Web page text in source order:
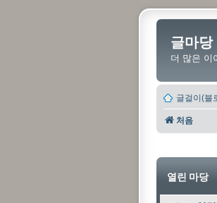
글마당
더 많은 이
글걸이(블
처음
열린 마당